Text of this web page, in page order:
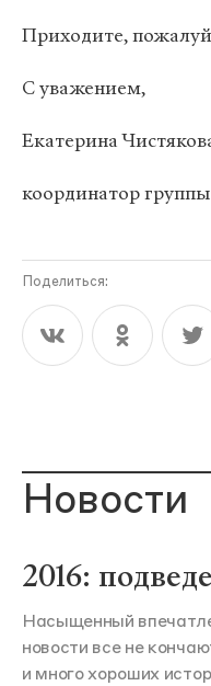
Приходите,
С уважением,
Екатерина
координатор
Поделиться:
Новости
2016:
Насыщенный
новости все не
и много хороших